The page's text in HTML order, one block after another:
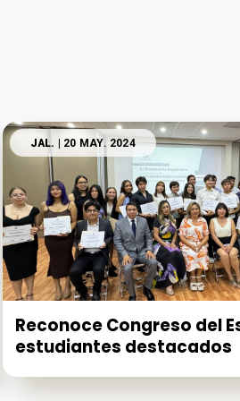
JAL. | 20 MAY. 2024
Reconoce Congreso del
estudiantes destacados